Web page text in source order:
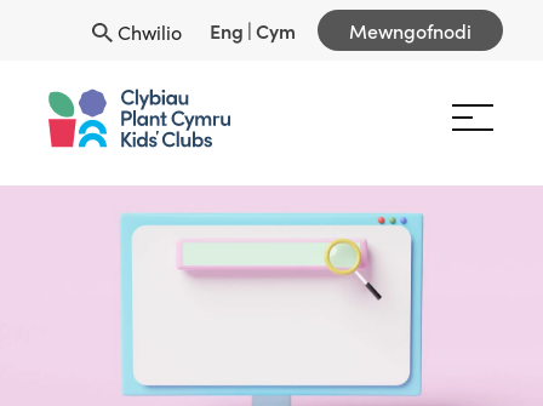
Chwilio Eng |Cym Mewngofnodi